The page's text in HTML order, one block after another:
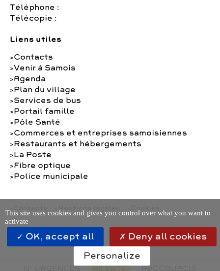
Téléphone :
Télécopie :
Liens utiles
Contacts
Venir à Samois
Agenda
Plan du village
Services de bus
Portail famille
Pôle Santé
Commerces et entreprises samoisiennes
Restaurants et hébergements
La Poste
Fibre optique
Police municipale
N° URGENCES [ALERTE] RACCOURCIS
This site uses cookies and gives you control over what you want to
activate
OK, accept all
Deny all cookies
Personalize